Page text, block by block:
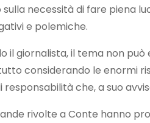
sulla necessità di fare piena
e polemiche.
il giornalista, il tema non
considerando le enormi
responsabilità che, a suo
rivolte a Conte hanno